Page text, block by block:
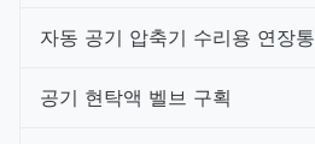
자동 공기 압축기 수리용 연장통
공기 현탁액 벨브 구획